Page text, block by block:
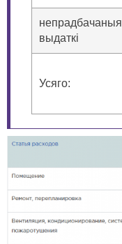
непрадбачаныя
выдаткі
Усяго: